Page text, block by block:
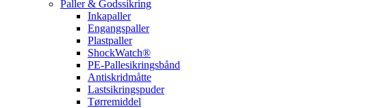
Paller & Godssikring
Inkapaller
Engangspaller
Plastpaller
ShockWatch®
PE-Pallesikringsbånd
Antiskridmåtte
Lastsikringspuder
Tørremiddel